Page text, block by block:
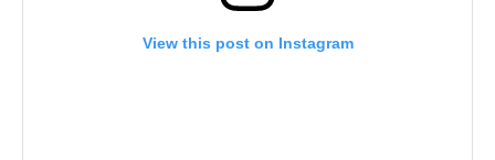
View this post on Instagram